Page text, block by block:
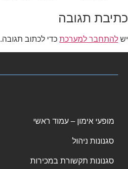
כתיבת תגובה
יש להתחבר למערכת כדי לכתוב תגובה.
מופעי אימון – עמוד ראשי
סגנונות ניהול
סגנונות תקשורת במכירות